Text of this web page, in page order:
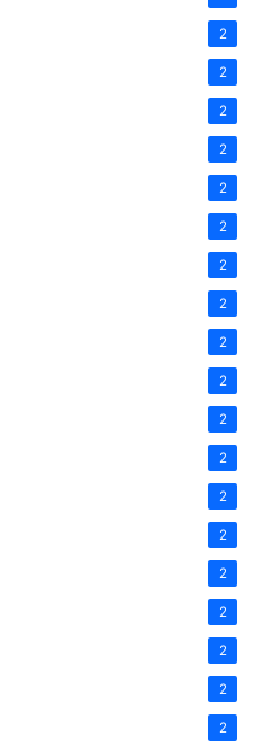
2
2
2
2
2
2
2
2
2
2
2
2
2
2
2
2
2
2
2